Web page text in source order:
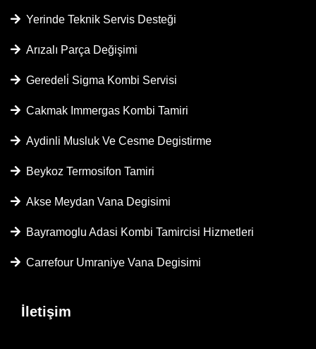
Yerinde Teknik Servis Desteği
Arızalı Parça Değişimi
Geredeli̇ Sigma Kombi Servisi
Cakmak Immergas Kombi Tamiri
Aydinli Musluk Ve Cesme Degistirme
Beykoz Termosifon Tamiri
Akse Meydan Vana Degisimi
Bayramoglu Adasi Kombi Tamircisi Hizmetleri
Carrefour Umraniye Vana Degisimi
İletişim